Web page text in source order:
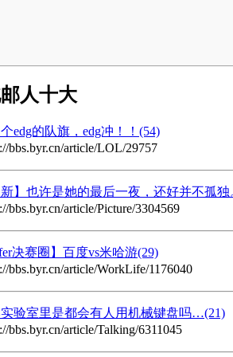
人十大
edg的队旗，edg冲！！(54)
bbs.byr.cn/article/LOL/29757
新】也许是她的最后一夜，还好并不孤独
bbs.byr.cn/article/Picture/3304569
决赛圈】百度vs米哈游(29)
bbs.byr.cn/article/WorkLife/1176040
验室里是都会有人用机械键盘吗…(21)
bbs.byr.cn/article/Talking/6311045